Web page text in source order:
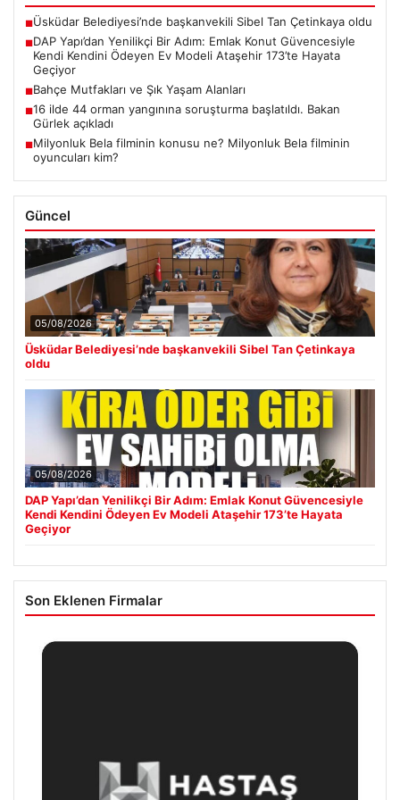
■Üsküdar Belediyesi’nde başkanvekili Sibel Tan Çetinkaya oldu
■DAP Yapı’dan Yenilikçi Bir Adım: Emlak Konut Güvencesiyle
Kendi Kendini Ödeyen Ev Modeli Ataşehir 173’te Hayata
Geçiyor
■Bahçe Mutfakları ve Şık Yaşam Alanları
■16 ilde 44 orman yangınına soruşturma başlatıldı. Bakan
Gürlek açıkladı
■Milyonluk Bela filminin konusu ne? Milyonluk Bela filminin
oyuncuları kim?
Güncel
05/08/2026
Üsküdar Belediyesi’nde başkanvekili Sibel Tan Çetinkaya
oldu
05/08/2026
DAP Yapı’dan Yenilikçi Bir Adım: Emlak Konut Güvencesiyle
Kendi Kendini Ödeyen Ev Modeli Ataşehir 173’te Hayata
Geçiyor
Son Eklenen Firmalar